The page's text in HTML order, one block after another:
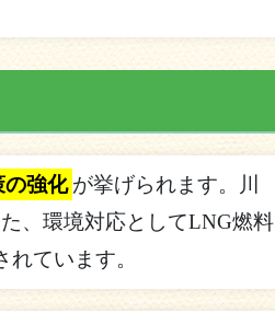
の強化 が挙げられます。川
、環境対応としてLNG燃料
ています。